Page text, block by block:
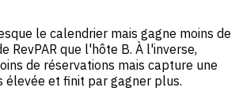
le calendrier mais gagne moins de
RevPAR que l'hôte B. À l'inverse,
de réservations mais capture une
élevée et finit par gagner plus.